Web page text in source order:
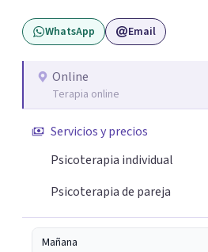
WhatsApp Email
Online
Terapia online
Servicios y precios
Psicoterapia individual
Psicoterapia de pareja
Mañana